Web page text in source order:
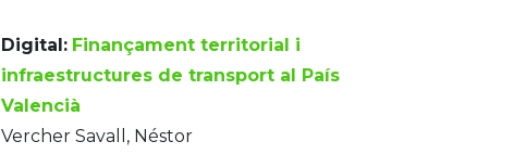
Digital: Finançament territorial i
infraestructures de transport al País
Valencià
Vercher Savall, Néstor